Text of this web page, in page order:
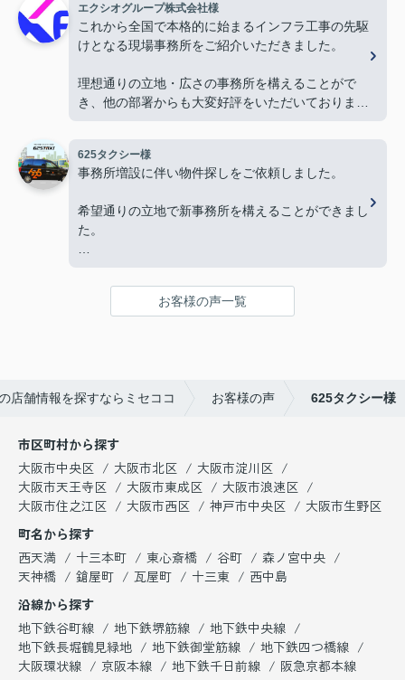
心より感謝申し上げます。
今後ともよろしくお願いします。
エクシオグループ株式会社様
これから全国で本格的に始まるインフラ工事の先駆
けとなる現場事務所をご紹介いただきました。
理想通りの立地・広さの事務所を構えることがで
き、他の部署からも大変好評をいただいておりま
今後とも物件探しの際はよろしくお願いします。
625タクシー様
事務所増設に伴い物件探しをご依頼しました。
希望通りの立地で新事務所を構えることができまし
た。
お客様の声一覧
店舗情報を探すならミセココ お客様の声 625タクシー様
市区町村から探す
大阪市中央区
大阪市北区
大阪市淀川区
大阪市天王寺区
大阪市東成区
大阪市浪速区
大阪市住之江区
大阪市西区 神戸市中央区
大阪市生野区
町名から探す
西天満
十三本町 東心斎橋 谷町
森ノ宮中央
天神橋
鎗屋町 瓦屋町 十三東
西中島
沿線から探す
地下鉄谷町線
地下鉄堺筋線
地下鉄中央線
地下鉄長堀鶴見緑地
地下鉄御堂筋線
地下鉄四つ橋線
大阪環状線
京阪本線 地下鉄千日前線
阪急京都本線